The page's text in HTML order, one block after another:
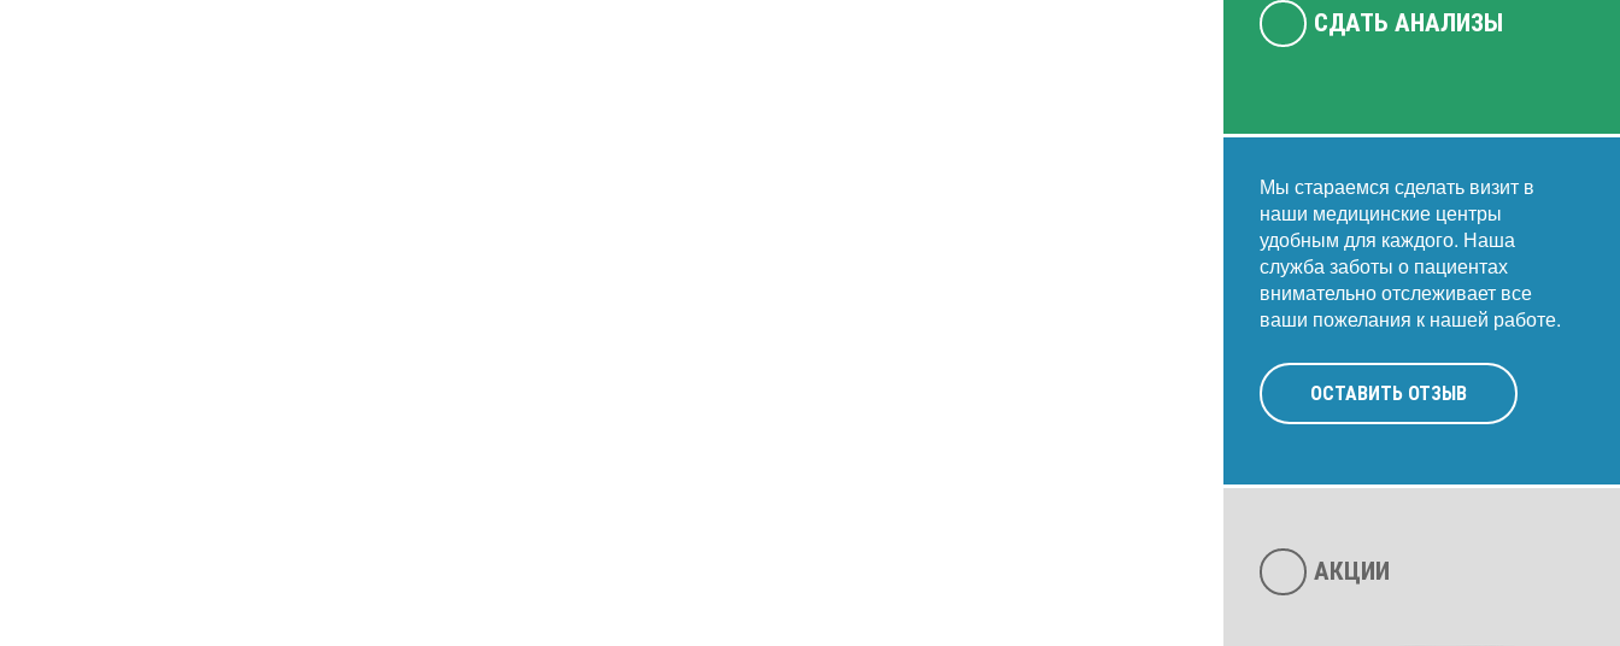
СДАТЬ АНАЛИЗЫ
Мы стараемся сделать визит в
наши медицинские центры
удобным для каждого. Наша
служба заботы о пациентах
внимательно отслеживает все
ваши пожелания к нашей работе.
ОСТАВИТЬ ОТЗЫВ
АКЦИИ